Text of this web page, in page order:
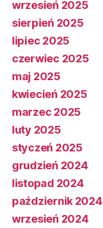
wrzesień 2025
sierpień 2025
lipiec 2025
czerwiec 2025
maj 2025
kwiecień 2025
marzec 2025
luty 2025
styczeń 2025
grudzień 2024
listopad 2024
październik 2024
wrzesień 2024